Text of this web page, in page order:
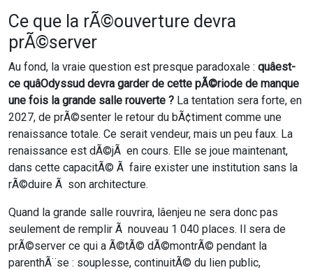
Ce que la rÃ©ouverture devra
prÃ©server
Au fond, la vraie question est presque paradoxale : quâest-
ce quâOdyssud devra garder de cette pÃ©riode de manque
une fois la grande salle rouverte ? La tentation sera forte, en
2027, de prÃ©senter le retour du bÃ¢timent comme une
renaissance totale. Ce serait vendeur, mais un peu faux. La
renaissance est dÃ©jÃ en cours. Elle se joue maintenant,
dans cette capacitÃ© Ã faire exister une institution sans la
rÃ©duire Ã son architecture.
Quand la grande salle rouvrira, lâenjeu ne sera donc pas
seulement de remplir Ã nouveau 1 040 places. Il sera de
prÃ©server ce qui a Ã©tÃ© dÃ©montrÃ© pendant la
parenthÃ¨se : souplesse, continuitÃ© du lien public,